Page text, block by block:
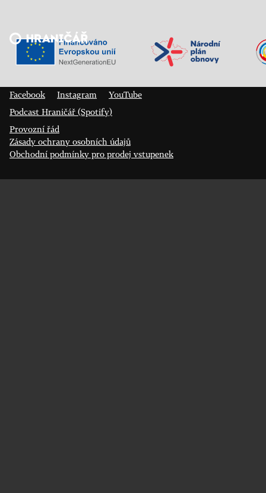
Veřejný sál Hraničář, spolek
Facebook
Instagram
YouTube
Podcast Hraničář (Spotify)
Provozní řád
Zásady ochrany osobních údajů
Obchodní podmínky pro prodej vstupenek